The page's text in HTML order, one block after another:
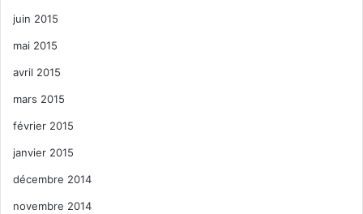
juin 2015
mai 2015
avril 2015
mars 2015
février 2015
janvier 2015
décembre 2014
novembre 2014